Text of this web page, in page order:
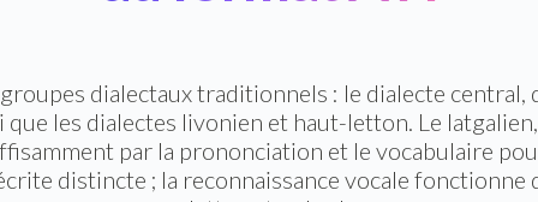
dialectaux traditionnels : le dialecte central,
les dialectes livonien et haut-letton. Le
par la prononciation et le vocabulaire
distincte ; la reconnaissance vocale fonctionne